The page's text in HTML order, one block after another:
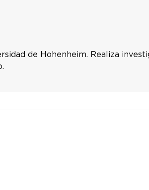
de Hohenheim. Realiza